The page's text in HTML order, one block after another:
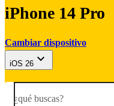
iPhone 14 Pro
Cambiar dispositivo
iOS 26
¿qué buscas?